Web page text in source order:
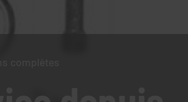
complètes